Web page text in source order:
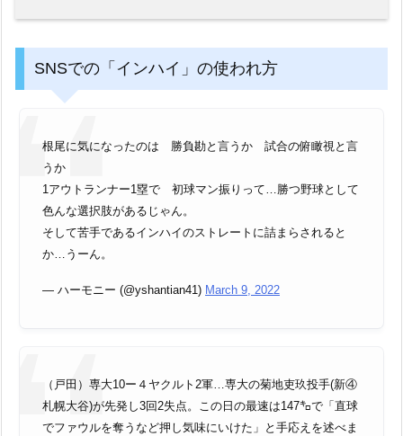
SNSでの「インハイ」の使われ方
根尾に気になったのは 勝負勘と言うか 試合の俯瞰視と言
うか
1アウトランナー1塁で 初球マン振りって…勝つ野球として
色んな選択肢があるじゃん。
そして苦手であるインハイのストレートに詰まらされると
か…うーん。
— ハーモニー (@yshantian41) March 9, 2022
（戸田）専大10ー４ヤクルト2軍…専大の菊地吏玖投手(新④
札幌大谷)が先発し3回2失点。この日の最速は147㌔で「直球
でファウルを奪うなど押し気味にいけた」と手応えを述べま